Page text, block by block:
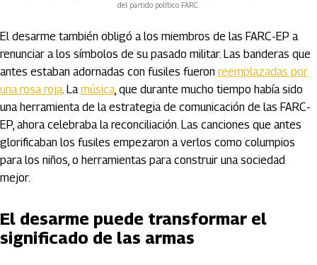
del partido político FARC.
El desarme también obligó a los miembros de las FARC-EP a
renunciar a los símbolos de su pasado militar. Las banderas que
antes estaban adornadas con fusiles fueron reemplazadas por
una rosa roja. Lamúsica, que durante mucho tiempo había sido
una herramienta de la estrategia de comunicación de las FARC-
EP, ahora celebraba la reconciliación. Las canciones que antes
glorificaban los fusiles empezaron a verlos como columpios
para los niños, o herramientas para construir una sociedad
mejor.
El desarme puede transformar el
significado de las armas